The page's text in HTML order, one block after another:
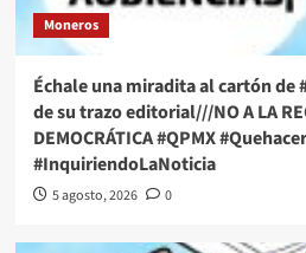
Moneros
Échale una miradita al cartón de
de su trazo editorial///NO A LA
DEMOCRÁTICA #QPMX
#InquiriendoLaNoticia
5 agosto, 2026 0